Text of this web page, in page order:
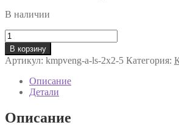
В наличии
Количество
товара
КМПВЭнг(А)-
LS
2х2,5
16.К71-
310-
2001
В корзину
Артикул: kmpveng-a-ls-2х2-5 Категория:
Описание
Детали
Описание